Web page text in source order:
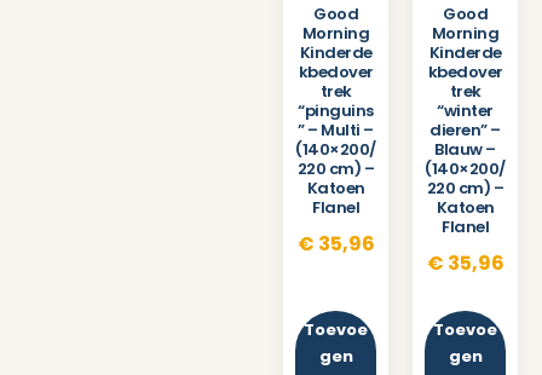
Good
Morning
Kinderde
kbedover
trek
“pinguins
” – Multi –
(140×200/
220 cm) –
Katoen
Flanel
€ 35,96
Toevoe
gen
Good
Morning
Kinderde
kbedover
trek
“winter
dieren” –
Blauw –
(140×200/
220 cm) –
Katoen
Flanel
€ 35,96
Toevoe
gen